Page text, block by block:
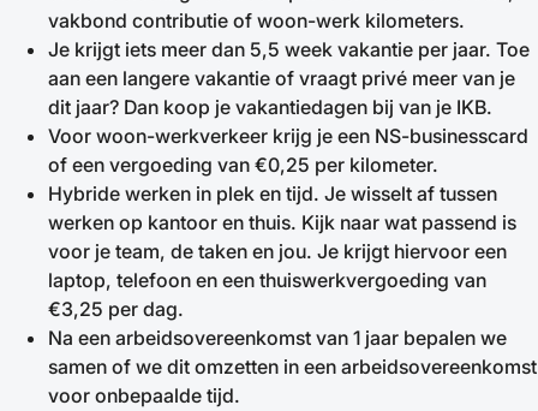
vakbond contributie of woon-werk kilometers.
Je krijgt iets meer dan 5,5 week vakantie per jaar. Toe
aan een langere vakantie of vraagt privé meer van je
dit jaar? Dan koop je vakantiedagen bij van je IKB.
Voor woon-werkverkeer krijg je een NS-businesscard
of een vergoeding van €0,25 per kilometer.
Hybride werken in plek en tijd. Je wisselt af tussen
werken op kantoor en thuis. Kijk naar wat passend is
voor je team, de taken en jou. Je krijgt hiervoor een
laptop, telefoon en een thuiswerkvergoeding van
€3,25 per dag.
Na een arbeidsovereenkomst van 1 jaar bepalen we
samen of we dit omzetten in een arbeidsovereenkomst
voor onbepaalde tijd.